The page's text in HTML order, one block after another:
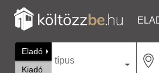
Eladó
Kiadó
típus